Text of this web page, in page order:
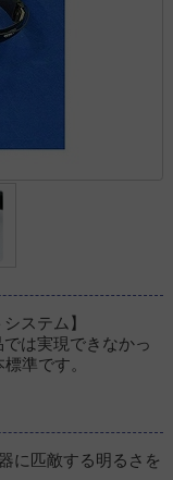
ステム】
は実現できなかっ
準です。
に匹敵する明るさを